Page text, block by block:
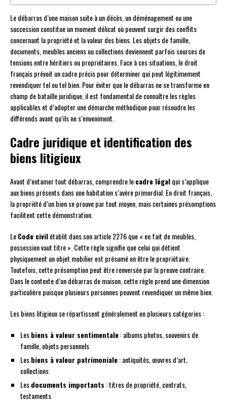
Le débarras d’une maison suite à un décès, un déménagement ou une
succession constitue un moment délicat où peuvent surgir des conflits
concernant la propriété et la valeur des biens. Les objets de famille,
documents, meubles anciens ou collections deviennent parfois sources de
tensions entre héritiers ou propriétaires. Face à ces situations, le droit
français prévoit un cadre précis pour déterminer qui peut légitimement
revendiquer tel ou tel bien. Pour éviter que le débarras ne se transforme en
champ de bataille juridique, il est fondamental de connaître les règles
applicables et d’adopter une démarche méthodique pour résoudre les
différends avant qu’ils ne s’enveniment.
Cadre juridique et identification des
biens litigieux
Avant d’entamer tout débarras, comprendre lecadre légalqui s’applique
aux biens présents dans une habitation s’avère primordial. En droit français,
la propriété d’un bien se prouve par tout moyen, mais certaines présomptions
facilitent cette démonstration.
LeCode civilétablit dans son article 2276 que « en fait de meubles,
possession vaut titre ». Cette règle signifie que celui qui détient
physiquement un objet mobilier est présumé en être le propriétaire.
Toutefois, cette présomption peut être renversée par la preuve contraire.
Dans le contexte d’un débarras de maison, cette règle prend une dimension
particulière puisque plusieurs personnes peuvent revendiquer un même bien.
Les biens litigieux se répartissent généralement en plusieurs catégories :
Lesbiens à valeur sentimentale: albums photos, souvenirs de
famille, objets personnels
Lesbiens à valeur patrimoniale: antiquités, œuvres d’art,
collections
Lesdocuments importants : titres de propriété, contrats,
testaments